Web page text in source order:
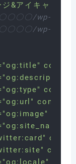
&アイキャッチ
〇〇〇/wp-
〇〇〇/wp-